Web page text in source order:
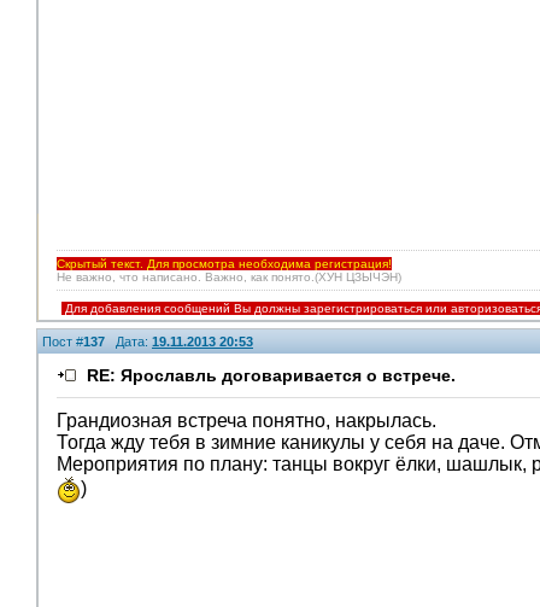
Скрытый текст. Для просмотра необходима регистрация!
Не важно, что написано. Важно, как понято.(ХУН ЦЗЫЧЭН)
Для добавления сообщений Вы должны зарегистрироваться или
Пост #137 Дата: 19.11.2013 20:53
RE: Ярославль договаривается о встрече.
Грандиозная встреча понятно, накрылась.
Тогда жду тебя в зимние каникулы у себя на даче.
Мероприятия по плану: танцы вокруг ёлки, шашлык,
)